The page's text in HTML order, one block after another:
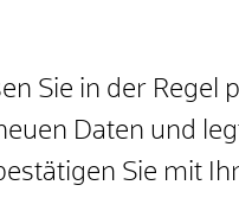
Sie in der Regel
Daten und
Sie mit